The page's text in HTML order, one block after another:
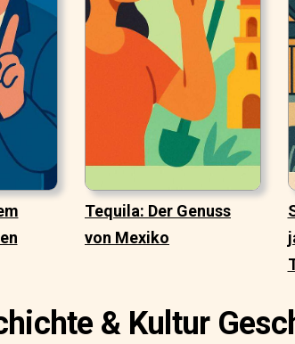
Tequila: Der Genuss
von Mexiko
& Kultur